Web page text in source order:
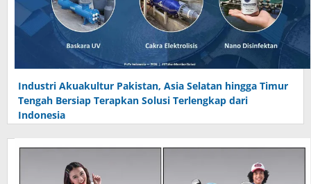
Industri Akuakultur Pakistan, Asia Selatan hingga Timur
Tengah Bersiap Terapkan Solusi Terlengkap dari
Indonesia